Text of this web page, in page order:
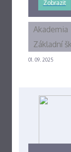
Zobrazit
01. 09. 2025
Akademia
Základní